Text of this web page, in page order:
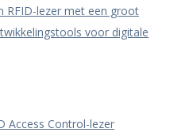
RFID-lezer met een groot
voor digitale
Access Control-lezer